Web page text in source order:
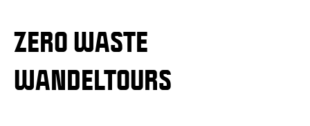
ZERO WASTE
WANDELTOURS